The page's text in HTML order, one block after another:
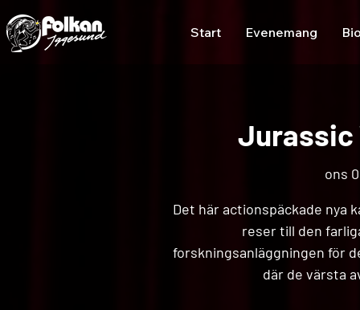
Start Evenemang
Jurassic
ons
Det här actionspäckade nya
reser till den
forskningsanläggningen för
där de värsta